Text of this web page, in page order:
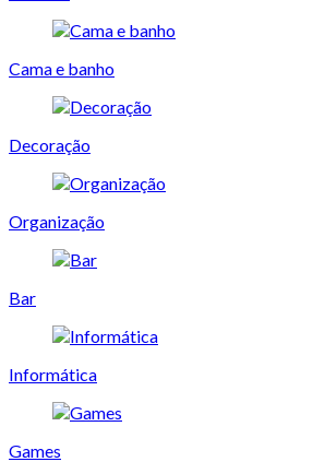
Cama e banho
Decoração
Organização
Bar
Informática
Games